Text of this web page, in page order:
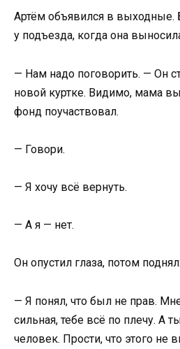
Артём объявился в выходные.
у подъезда, когда она
— Нам надо поговорить. — Он
новой куртке. Видимо, мама
фонд поучаствовал.
— Говори.
— Я хочу всё вернуть.
— А я — нет.
Он опустил глаза, потом поднял:
— Я понял, что был не прав.
сильная, тебе всё по плечу. А
человек. Прости, что этого не